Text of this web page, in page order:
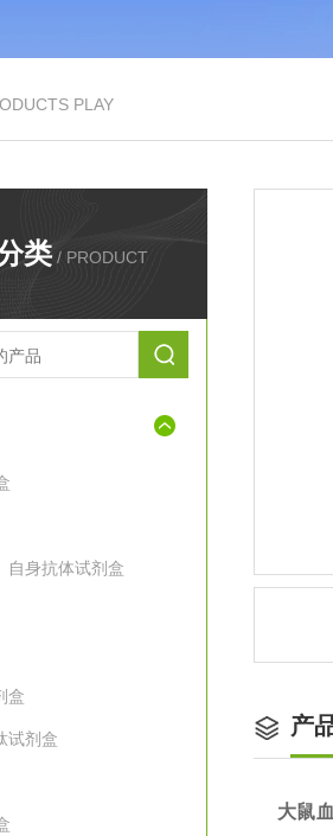
PLAY
类 / PRODUCT
自身抗体试剂盒
盒
试剂盒 产
大鼠